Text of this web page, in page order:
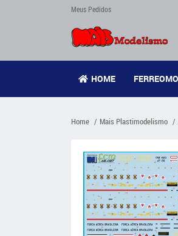
Meus Pedidos
HOME
Home Mais Plastimodelismo